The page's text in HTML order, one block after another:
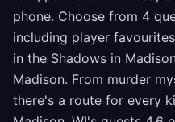
phone. Choose from 4
including player
in the Shadows in
Madison. From murder
there's a route for every